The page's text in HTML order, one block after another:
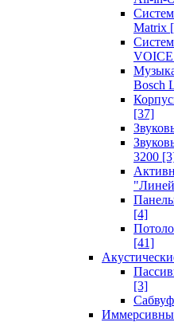
Matrix
Bosch
[37]
3200
[4]
[41]
[3]